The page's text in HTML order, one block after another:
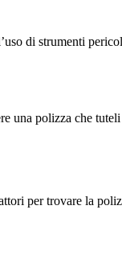
di strumenti
polizza che
per trovare la